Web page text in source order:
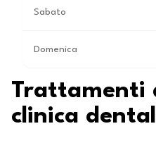
Sabato
Domenica
Trattamenti
clinica